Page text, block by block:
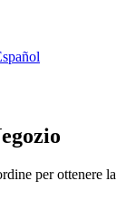
per ottenere la